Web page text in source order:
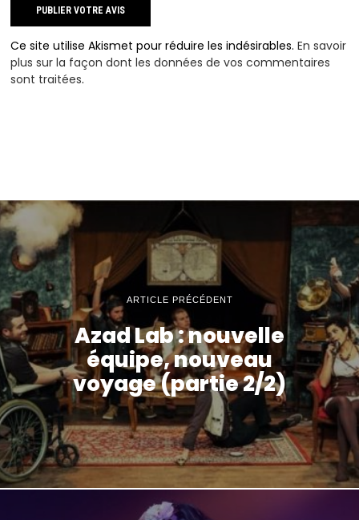
Ce site utilise Akismet pour réduire les indésirables.En savoir
plus sur la façon dont les données de vos commentaires
sont traitées.
ARTICLE PRÉCÉDENT
Azad Lab : nouvelle
équipe, nouveau
voyage (partie 2/2)